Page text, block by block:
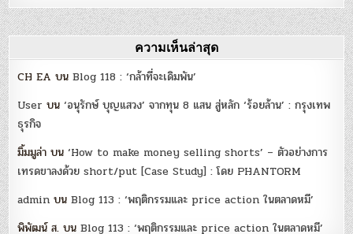
ความเห็นล่าสุด
CH EA บนBlog 118 : ‘กล้าที่จะเดิมพัน’
User บน‘อนุรักษ์ บุญแสวง’ จากทุน 8 แสน สู่หลัก ‘ร้อยล้าน’ : กรุงเทพ
ธุรกิจ
มิ้มมูล่า บน‘How to make money selling shorts’ – ตัวอย่างการ
เทรดขาลงด้วย short/put [Case Study] : โดย PHANTORM
admin บนBlog 113 : ‘พฤติกรรมและ price action ในตลาดหมี’
พิพัฒน์ ส. บนBlog 113 : ‘พฤติกรรมและ price action ในตลาดหมี’